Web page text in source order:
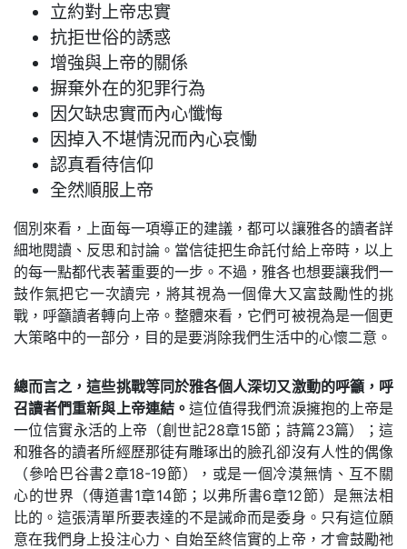
立約對上帝忠實
抗拒世俗的誘惑
增強與上帝的關係
摒棄外在的犯罪行為
因欠缺忠實而內心懺悔
因掉入不堪情況而內心哀慟
認真看待信仰
全然順服上帝
個別來看，上面每一項導正的建議，都可以讓雅各的讀者詳
細地閱讀、反思和討論。當信徒把生命託付給上帝時，以上
的每一點都代表著重要的一步。不過，雅各也想要讓我們一
鼓作氣把它一次讀完，將其視為一個偉大又富鼓勵性的挑
戰，呼籲讀者轉向上帝。整體來看，它們可被視為是一個更
大策略中的一部分，目的是要消除我們生活中的心懷二意。
總而言之，這些挑戰等同於雅各個人深切又激動的呼籲，呼
召讀者們重新與上帝連結。 這位值得我們流淚擁抱的上帝是
一位信實永活的上帝（創世記28章15節；詩篇23篇）；這
和雅各的讀者所經歷那徒有雕琢出的臉孔卻沒有人性的偶像
（參哈巴谷書2章18-19節），或是一個冷漠無情、互不關
心的世界（傳道書1章14節；以弗所書6章12節）是無法相
比的。這張清單所要表達的不是誡命而是委身。只有這位願
意在我們身上投注心力、自始至終信實的上帝，才會鼓勵祂